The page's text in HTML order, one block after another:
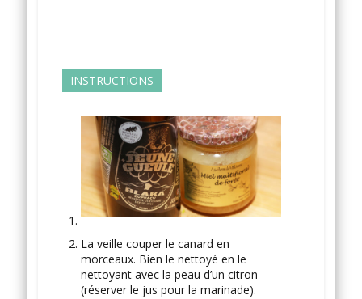
INSTRUCTIONS
La veille couper le canard en
morceaux. Bien le nettoyé en le
nettoyant avec la peau d’un citron
(réserver le jus pour la marinade).